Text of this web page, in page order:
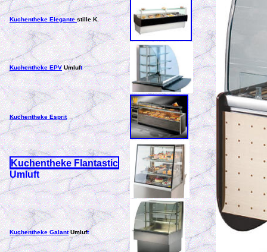
Kuchentheke Elegantestille K.
Kuchentheke EPV Umluft
Kuchentheke Esprit
Kuchentheke Flantastic
Umluft
Kuchentheke Galant Umluft